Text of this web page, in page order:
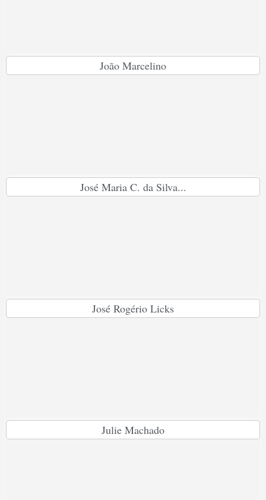
João Marcelino
José Maria C. da Silva...
José Rogério Licks
Julie Machado